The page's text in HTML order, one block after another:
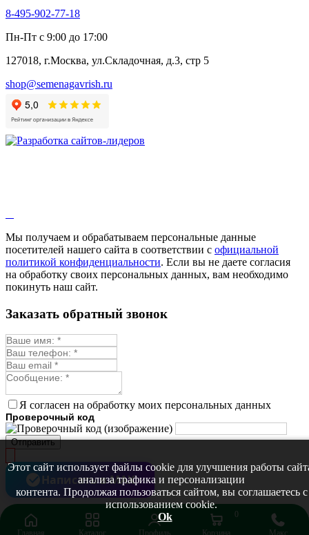
Алтей
Бессмертник
Валериана
Валерианелла
Гибискус лекарственный
Девясил
Душица
Змееголовник
Мыльнянка
Мята
Овсяный корень
Огуречная трава
Пустырник
Репешок
Синюха
Смесь лекарственных
Стевия
Тимьян ползучий (чабрец)
Фенхель лекарственный
Цикорий лекарственный
Череда лекарственная
Чернокорень
Шалфей
Семена ягод
Брусника
Голубика
8-495-902-77-18
Пн-Пт с 9:00 до 17:00
127018, г.Москва, ул.Складочная, д.3, стр 5
shop@semenagavrish.ru
Мы получаем и обрабатываем персональные данные
посетителей нашего сайта в соответствии с официальной
политикой конфиденциальности. Если вы не даете согласия
на обработку своих персональных данных, вам необходимо
покинуть наш сайт.
Этот сайт использует файлы cookie для улучшения работы
анализа трафика и персонализации
контента. Продолжая пользоваться сайтом, вы соглашаетесь с
использованием cookie.
Ok
Заказать обратный звонок
Я согласен на обработку моих персональных данных
Проверочный код
Отправить
Главная Каталог Профиль
0
Корзина
Макс
Написать в MAX